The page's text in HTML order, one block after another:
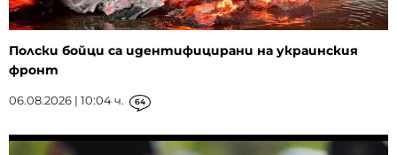
Полски бойци са идентифицирани на украинския
фронт
06.08.2026 | 10:04 ч. 64